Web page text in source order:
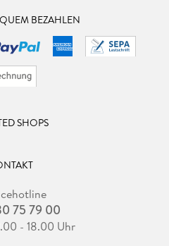
BEZAHLEN
SHOPS
75 79 00
- 18.00 Uhr